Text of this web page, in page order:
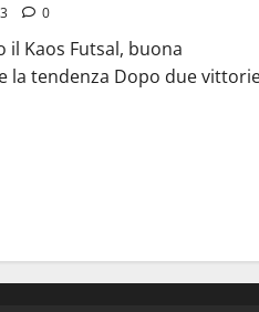
0
il Kaos Futsal, buona
tendenza Dopo due